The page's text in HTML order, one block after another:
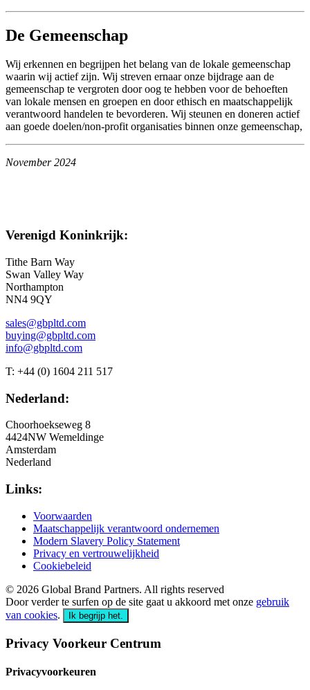
De Gemeenschap
Wij erkennen en begrijpen het belang van de lokale gemeenschap
waarin wij actief zijn. Wij streven ernaar onze bijdrage aan de
gemeenschap te vergroten door oog te hebben voor de behoeften
van lokale mensen en groepen en door ethisch en maatschappelijk
verantwoord handelen te bevorderen. Wij steunen en doneren actief
aan goede doelen/non-profit organisaties binnen onze gemeenschap,
November 2024
Verenigd Koninkrijk:
Tithe Barn Way
Swan Valley Way
Northampton
NN4 9QY
sales@gbpltd.com
buying@gbpltd.com
info@gbpltd.com
T: +44 (0) 1604 211 517
Nederland:
Choorhoekseweg 8
4424NW Wemeldinge
Amsterdam
Nederland
Links:
Voorwaarden
Maatschappelijk verantwoord ondernemen
Modern Slavery Policy Statement
Privacy en vertrouwelijkheid
Cookiebeleid
© 2026 Global Brand Partners. All rights reserved
Door verder te surfen op de site gaat u akkoord met onze gebruik
van cookies. Ik begrijp het.
Privacy Voorkeur Centrum
Privacyvoorkeuren